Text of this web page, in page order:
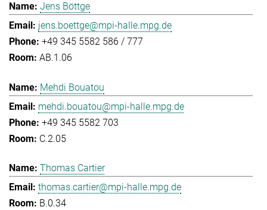
Jens Böttge
jens.boettge@mpi-halle.mpg.de
+49 345 5582 586 / 777
AB.1.06
Mehdi Bouatou
mehdi.bouatou@mpi-halle.mpg.de
+49 345 5582 703
C.2.05
Thomas Cartier
thomas.cartier@mpi-halle.mpg.de
B.0.34